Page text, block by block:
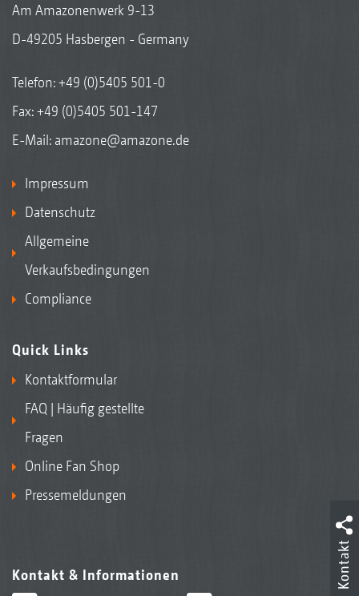
Am Amazonenwerk 9-13
D-49205 Hasbergen - Germany
Telefon:+49 (0)5405 501-0
Fax: +49 (0)5405 501-147
E-Mail: amazone@amazone.de
Impressum
Datenschutz
Allgemeine
Verkaufsbedingungen
Compliance
Quick Links
Kontaktformular
FAQ | Häufig gestellte
Fragen
Online Fan Shop
Pressemeldungen
Kontakt & Informationen
Kontakt